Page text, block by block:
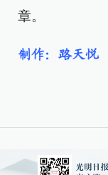
章。
制作：路天悦